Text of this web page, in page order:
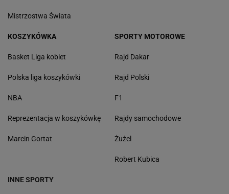
Mistrzostwa Świata
KOSZYKÓWKA
Basket Liga kobiet
Polska liga koszykówki
NBA
Reprezentacja w koszykówkę
Marcin Gortat
SPORTY MOTOROWE
Rajd Dakar
Rajd Polski
F1
Rajdy samochodowe
Żużel
Robert Kubica
INNE SPORTY